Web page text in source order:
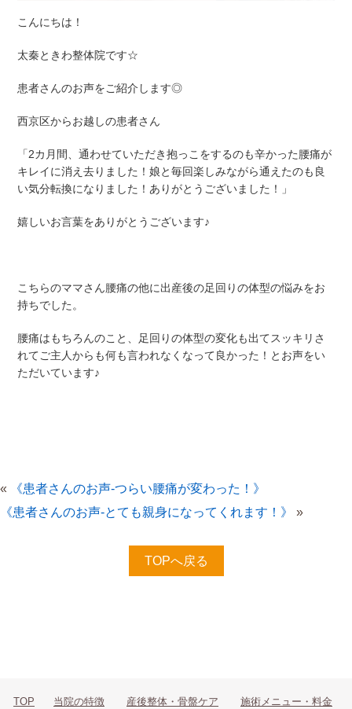
こんにちは！
太秦ときわ整体院です☆
患者さんのお声をご紹介します◎
西京区からお越しの患者さん
「2カ月間、通わせていただき抱っこをするのも辛かった腰痛が
キレイに消え去りました！娘と毎回楽しみながら通えたのも良
い気分転換になりました！ありがとうございました！」
嬉しいお言葉をありがとうございます♪
こちらのママさん腰痛の他に出産後の足回りの体型の悩みをお
持ちでした。
腰痛はもちろんのこと、足回りの体型の変化も出てスッキリさ
れてご主人からも何も言われなくなって良かった！とお声をい
ただいています♪
«
《患者さんのお声-つらい腰痛が変わった！》
《患者さんのお声-とても親身になってくれます！》
»
TOPへ戻る
TOP 当院の特徴 産後整体・骨盤ケア 施術メニュー・料金